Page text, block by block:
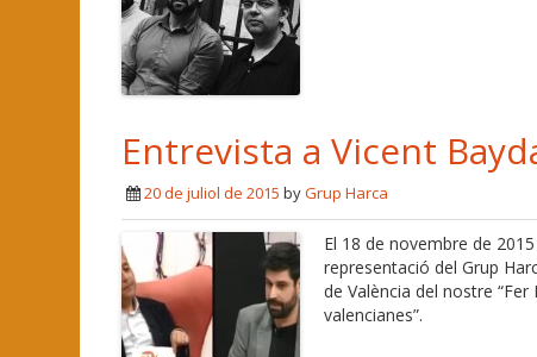
Entrevista a Vicent
20 de juliol de 2015 byGrup Harca
El 18 de novembre de
representació del Grup
de València del nostre
valencianes”.